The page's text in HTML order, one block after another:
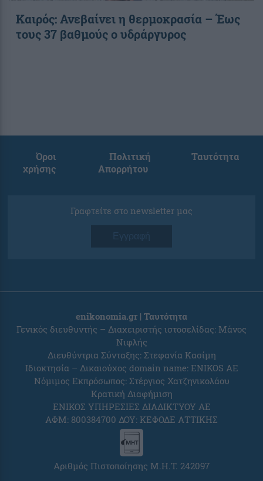
Καιρός: Ανεβαίνει η θερμοκρασία – Έως
τους 37 βαθμούς ο υδράργυρος
Όροι
χρήσης
Πολιτική
Απορρήτου
Ταυτότητα
Γραφτείτε στο newsletter μας
Εγγραφή
enikonomia.gr | Ταυτότητα
Γενικός διευθυντής – Διαχειριστής ιστοσελίδας: Μάνος
Νιφλής
Διευθύντρια Σύνταξης: Στεφανία Κασίμη
Ιδιοκτησία – Δικαιούχος domain name: ENIKOS AE
Νόμιμος Εκπρόσωπος: Στέργιος Χατζηνικολάου
Κρατική Διαφήμιση
ΕΝΙΚΟΣ ΥΠΗΡΕΣΙΕΣ ΔΙΑΔΙΚΤΥΟΥ ΑΕ
ΑΦΜ: 800384700 ΔΟΥ: ΚΕΦΟΔΕ ΑΤΤΙΚΗΣ
Αριθμός Πιστοποίησης Μ.Η.Τ. 242097